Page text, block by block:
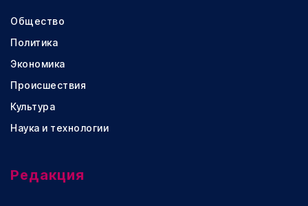
Общество
Политика
Экономика
Происшествия
Культура
Наука и технологии
Редакция